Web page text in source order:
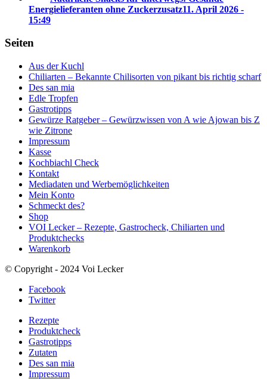
Energielieferanten ohne Zuckerzusatz11. April 2026 -
15:49
Seiten
Aus der Kuchl
Chiliarten – Bekannte Chilisorten von pikant bis richtig scharf
Des san mia
Edle Tropfen
Gastrotipps
Gewürze Ratgeber – Gewürzwissen von A wie Ajowan bis Z
wie Zitrone
Impressum
Kasse
Kochbiachl Check
Kontakt
Mediadaten und Werbemöglichkeiten
Mein Konto
Schmeckt des?
Shop
VOI Lecker – Rezepte, Gastrocheck, Chiliarten und
Produktchecks
Warenkorb
© Copyright - 2024 Voi Lecker
Facebook
Twitter
Rezepte
Produktcheck
Gastrotipps
Zutaten
Des san mia
Impressum